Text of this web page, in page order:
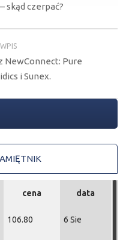
skąd czerpać?
NewConnect: Pure
i Sunex.
cena data
106.80 6 Sie